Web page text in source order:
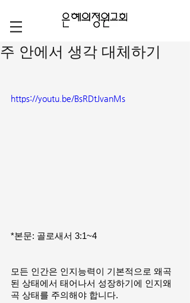
주 안에서 생각 대체하기
https://youtu.be/BsRDtJvanMs
*본문: 골로새서 3:1~4
모든 인간은 인지능력이 기본적으로 왜곡
된 상태에서 태어나서 성장하기에 인지왜
곡 상태를 주의해야 합니다.